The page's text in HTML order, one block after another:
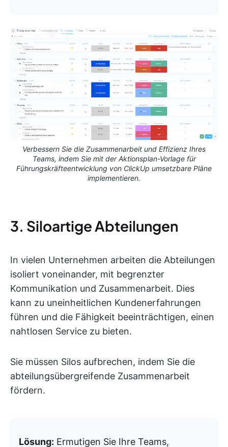
Verbessern Sie die Zusammenarbeit und Effizienz Ihres
Teams, indem Sie mit der Aktionsplan-Vorlage für
Führungskräfteentwicklung von ClickUp umsetzbare Pläne
implementieren.
3. Siloartige Abteilungen
In vielen Unternehmen arbeiten die Abteilungen
isoliert voneinander, mit begrenzter
Kommunikation und Zusammenarbeit. Dies
kann zu uneinheitlichen Kundenerfahrungen
führen und die Fähigkeit beeinträchtigen, einen
nahtlosen Service zu bieten.
Sie müssen Silos aufbrechen, indem Sie die
abteilungsübergreifende Zusammenarbeit
fördern.
Lösung: Ermutigen Sie Ihre Teams,